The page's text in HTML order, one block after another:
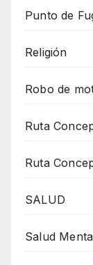
Punto de
Religión
Robo de
Ruta
Ruta
SALUD
Salud